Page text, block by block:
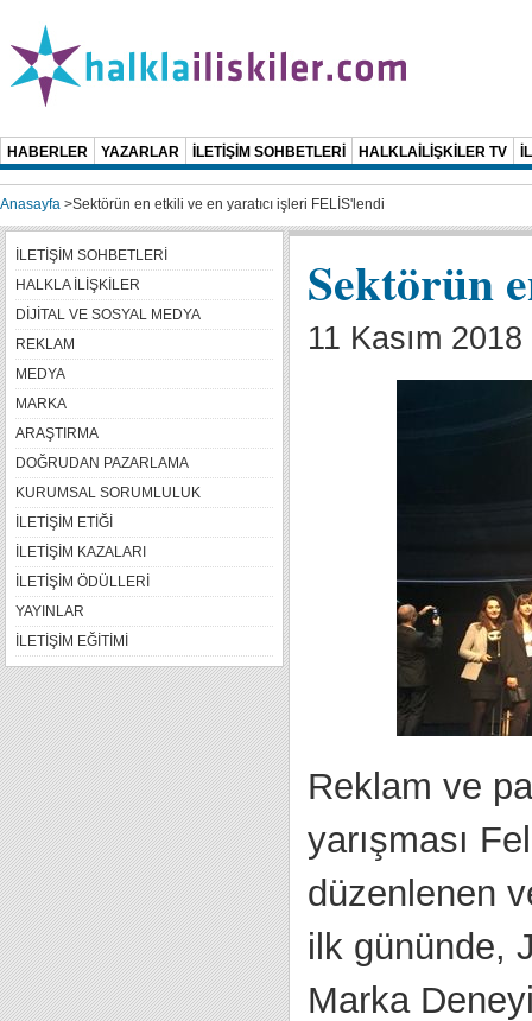
HABERLER YAZARLAR İLETİŞİM SOHBETLERİ HALKLAİLİŞKİLER TV
Anasayfa >Sektörün en etkili ve en yaratıcı işleri FELİS'lendi
Sektörün
11 Kasım
Reklam ve
yarışması
düzenlenen
ilk gününde,
Marka
İLETİŞİM SOHBETLERİ
HALKLA İLİŞKİLER
DİJİTAL VE SOSYAL MEDYA
REKLAM
MEDYA
MARKA
ARAŞTIRMA
DOĞRUDAN PAZARLAMA
KURUMSAL SORUMLULUK
İLETİŞİM ETİĞİ
İLETİŞİM KAZALARI
İLETİŞİM ÖDÜLLERİ
YAYINLAR
İLETİŞİM EĞİTİMİ